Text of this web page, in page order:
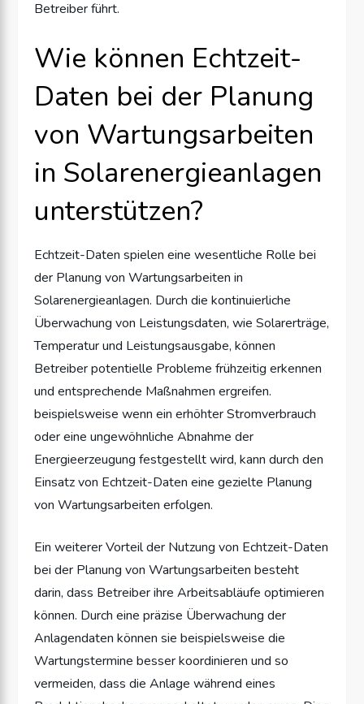
Betreiber führt.
Wie können Echtzeit-
Daten bei der Planung
von Wartungsarbeiten
in Solarenergieanlagen
unterstützen?
Echtzeit-Daten spielen eine wesentliche Rolle bei
der Planung von Wartungsarbeiten in
Solarenergieanlagen. Durch die kontinuierliche
Überwachung von Leistungsdaten, wie Solarerträge,
Temperatur und Leistungsausgabe, können
Betreiber potentielle Probleme frühzeitig erkennen
und entsprechende Maßnahmen ergreifen.
beispielsweise wenn ein erhöhter Stromverbrauch
oder eine ungewöhnliche Abnahme der
Energieerzeugung festgestellt wird, kann durch den
Einsatz von Echtzeit-Daten eine gezielte Planung
von Wartungsarbeiten erfolgen.
Ein weiterer Vorteil der Nutzung von Echtzeit-Daten
bei der Planung von Wartungsarbeiten besteht
darin, dass Betreiber ihre Arbeitsabläufe optimieren
können. Durch eine präzise Überwachung der
Anlagendaten können sie beispielsweise die
Wartungstermine besser koordinieren und so
vermeiden, dass die Anlage während eines